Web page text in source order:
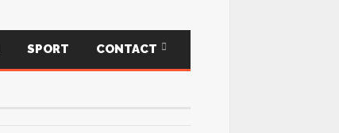
SPORT CONTACT